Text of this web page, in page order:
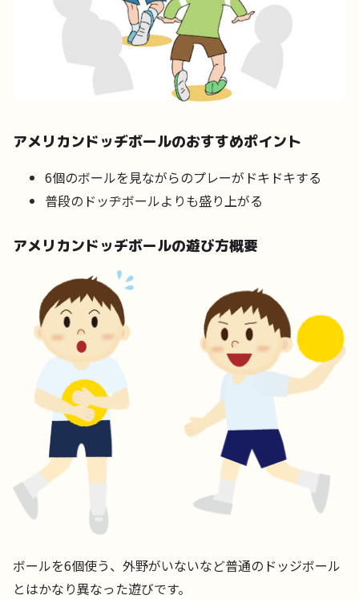
アメリカンドッヂボールのおすすめポイント
6個のボールを見ながらのプレーがドキドキする
普段のドッヂボールよりも盛り上がる
アメリカンドッヂボールの遊び方概要
ボールを6個使う、外野がいないなど普通のドッジボール
とはかなり異なった遊びです。